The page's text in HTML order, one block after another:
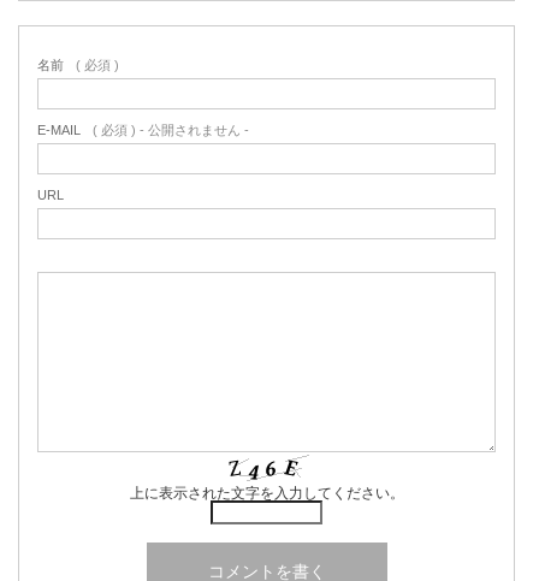
名前 ( 必須 )
E-MAIL ( 必須 ) - 公開されません -
URL
上に表示された文字を入力してください。